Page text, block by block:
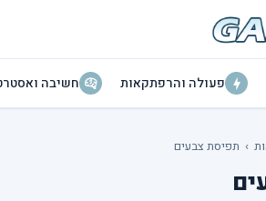
פעולה והרפתקאות חשיבה
› תפיסת צבעים